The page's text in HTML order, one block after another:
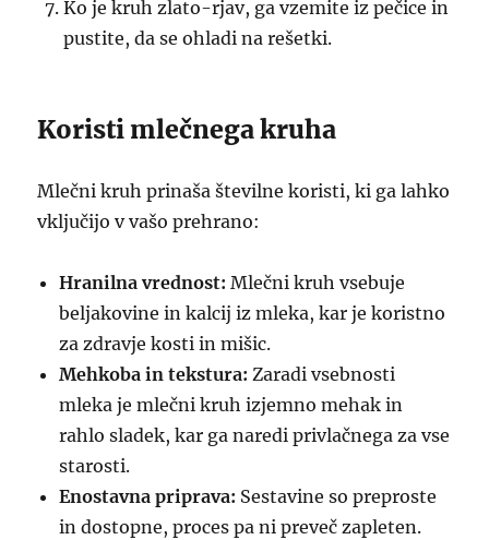
Ko je kruh zlato-rjav, ga vzemite iz pečice in
pustite, da se ohladi na rešetki.
Koristi mlečnega kruha
Mlečni kruh prinaša številne koristi, ki ga lahko
vključijo v vašo prehrano:
Hranilna vrednost: Mlečni kruh vsebuje
beljakovine in kalcij iz mleka, kar je koristno
za zdravje kosti in mišic.
Mehkoba in tekstura: Zaradi vsebnosti
mleka je mlečni kruh izjemno mehak in
rahlo sladek, kar ga naredi privlačnega za vse
starosti.
Enostavna priprava: Sestavine so preproste
in dostopne, proces pa ni preveč zapleten.